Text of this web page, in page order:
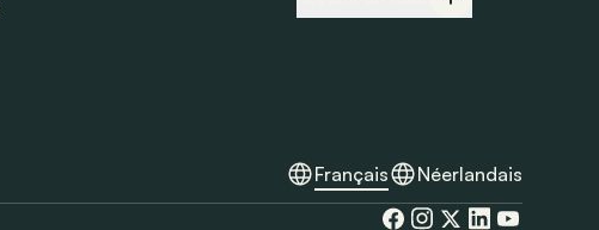
Français
Néerlandais